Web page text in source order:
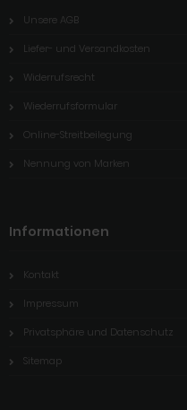
Unsere AGB
Liefer- und Versandkosten
Widerrufsrecht
Wiederrufsformular
Online-Streitbeilegung
Nennung von Marken
Informationen
Kontakt
Impressum
Privatsphäre und Datenschutz
Sitemap